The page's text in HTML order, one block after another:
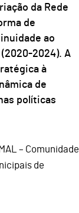
da Rede
de
ao
2024). A
à
de
políticas
– Comunidade
de